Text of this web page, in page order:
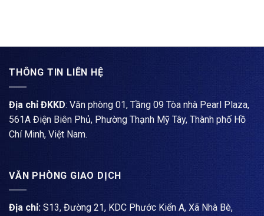
THÔNG TIN LIÊN HỆ
Địa chỉ ĐKKD: Văn phòng 01, Tầng 09 Tòa nhà Pearl Plaza,
561A Điện Biên Phủ, Phường Thạnh Mỹ Tây, Thành phố Hồ
Chí Minh, Việt Nam.
VĂN PHÒNG GIAO DỊCH
Địa chỉ: S13, Đường 21, KDC Phước Kiển A, Xã Nhà Bè,